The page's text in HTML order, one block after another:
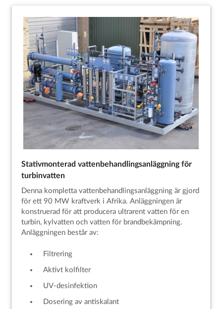
Stativmonterad vattenbehandlingsanläggning för
turbinvatten
Denna kompletta vattenbehandlingsanläggning är gjord
för ett 90 MW kraftverk i Afrika. Anläggningen är
konstruerad för att producera ultrarent vatten för en
turbin, kylvatten och vatten för brandbekämpning.
Anläggningen består av:
Filtrering
Aktivt kolfilter
UV-desinfektion
Dosering av antiskalant